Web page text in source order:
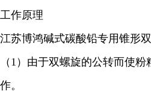
工作原理
江苏博鸿碱式碳酸铅专用锥形
（1）由于双螺旋的公转而使
作。